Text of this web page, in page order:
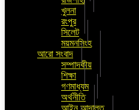
খুলনা
রংপুর
সিলেট
ময়মনসিংহ
আরো সংবাদ
সম্পাদকীয়
শিক্ষা
গণমাধ্যম
অর্থনীতি
আইন আদালত